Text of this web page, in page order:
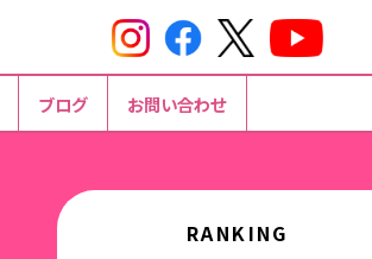
RANKING
ブログ お問い合わせ